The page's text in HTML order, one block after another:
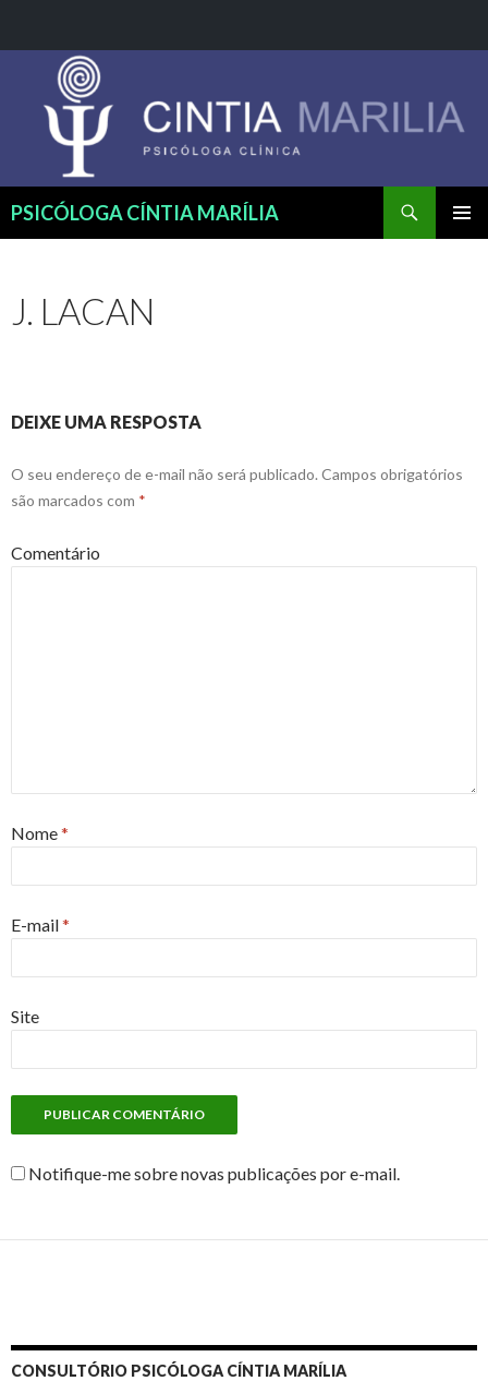
PSICÓLOGA CÍNTIA MARÍLIA
Pesquisar
CONTEÚDO
J. LACAN
DEIXE UMA RESPOSTA
O seu endereço de e-mail não será publicado. Campos obrigatórios
são marcados com *
Comentário
Nome*
E-mail*
Site
Notifique-me sobre novas publicações por e-mail.
CONSULTÓRIO PSICÓLOGA CÍNTIA MARÍLIA